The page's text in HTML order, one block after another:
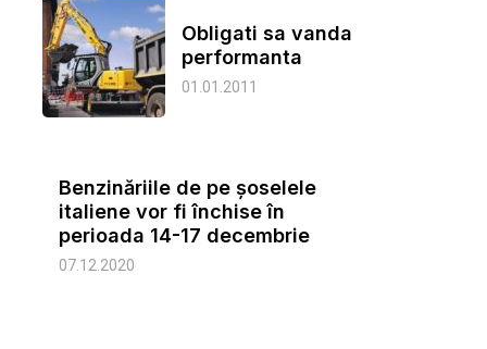
Obligati sa vanda
performanta
01.01.2011
Benzinăriile de pe şoselele
italiene vor fi închise în
perioada 14-17 decembrie
07.12.2020